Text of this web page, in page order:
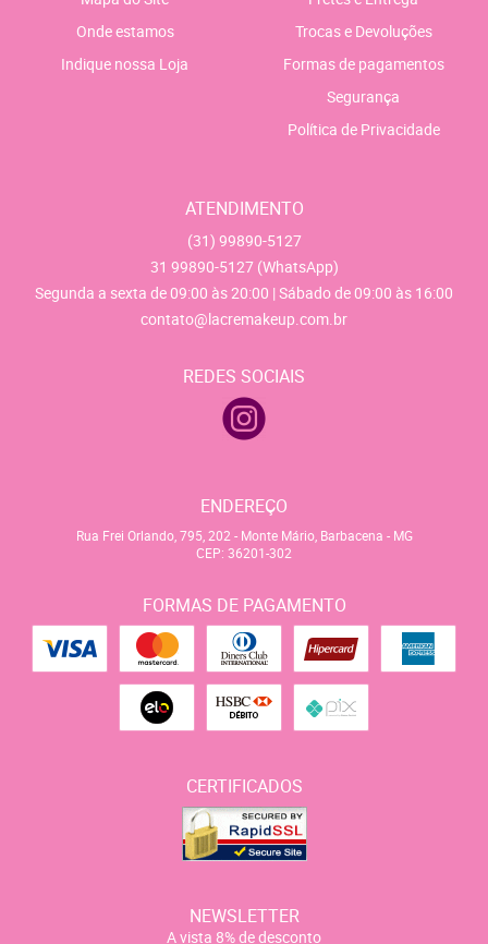
Onde estamos
Indique nossa Loja
Trocas e Devoluções
Formas de pagamentos
Segurança
Política de Privacidade
ATENDIMENTO
(31) 99890-5127
31 99890-5127 (WhatsApp)
Segunda a sexta de 09:00 às 20:00 | Sábado de 09:00 às 16:00
contato@lacremakeup.com.br
REDES SOCIAIS
ENDEREÇO
Rua Frei Orlando, 795, 202 - Monte Mário, Barbacena - MG
CEP: 36201-302
FORMAS DE PAGAMENTO
CERTIFICADOS
NEWSLETTER
A vista 8% de desconto